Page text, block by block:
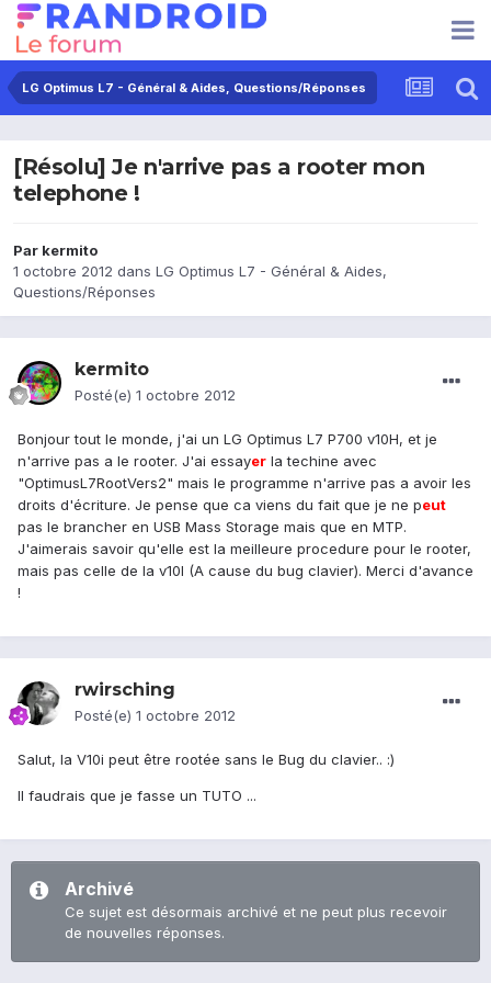
LG Optimus L7 - Général & Aides, Questions/Réponses
[Résolu] Je n'arrive pas a rooter mon
telephone !
Par kermito
1 octobre 2012 dans LG Optimus L7 - Général & Aides,
Questions/Réponses
kermito
Posté(e) 1 octobre 2012
Bonjour tout le monde, j'ai un LG Optimus L7 P700 v10H, et je
n'arrive pas a le rooter. J'ai essayer la techine avec
"OptimusL7RootVers2" mais le programme n'arrive pas a avoir les
droits d'écriture. Je pense que ca viens du fait que je ne peut
pas le brancher en USB Mass Storage mais que en MTP.
J'aimerais savoir qu'elle est la meilleure procedure pour le rooter,
mais pas celle de la v10I (A cause du bug clavier). Merci d'avance
!
rwirsching
Posté(e) 1 octobre 2012
Salut, la V10i peut être rootée sans le Bug du clavier.. :)
Il faudrais que je fasse un TUTO ...
Archivé
Ce sujet est désormais archivé et ne peut plus recevoir
de nouvelles réponses.